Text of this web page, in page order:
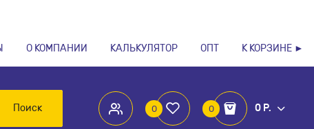
О КОМПАНИИ КАЛЬКУЛЯТОР ОПТ К КОРЗИНЕ ►
0 0 0 Р.
Поиск